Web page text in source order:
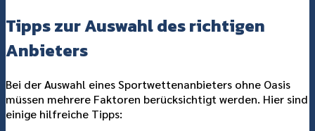
Tipps zur Auswahl des richtigen
Anbieters
Bei der Auswahl eines Sportwettenanbieters ohne Oasis
müssen mehrere Faktoren berücksichtigt werden. Hier sind
einige hilfreiche Tipps: